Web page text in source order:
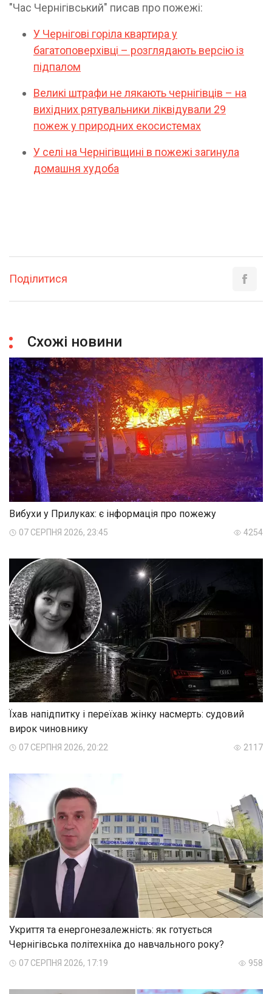
"Час Чернігівський" писав про пожежі:
У Чернігові горіла квартира у
багатоповерхівці – розглядають версію із
підпалом
Великі штрафи не лякають чернігівців – на
вихідних рятувальники ліквідували 29
пожеж у природних екосистемах
У селі на Чернігівщині в пожежі загинула
домашня худоба
Поділитися
Схожі новини
Вибухи у Прилуках: є інформація про пожежу
07 СЕРПНЯ 2026, 23:45 4254
Їхав напідпитку і переїхав жінку насмерть: судовий
вирок чиновнику
07 СЕРПНЯ 2026, 20:22 2117
Укриття та енергонезалежність: як готується
Чернігівська політехніка до навчального року?
07 СЕРПНЯ 2026, 17:19 958